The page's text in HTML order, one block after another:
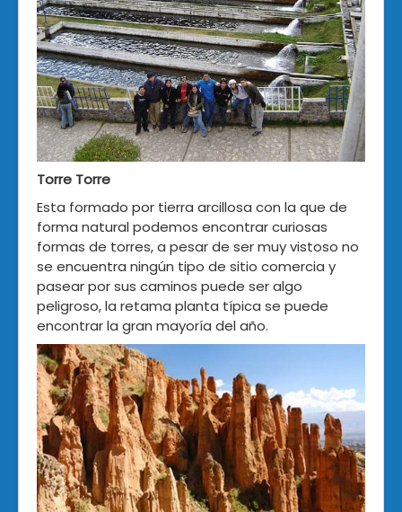
Torre Torre
Esta formado por tierra arcillosa con la que de
forma natural podemos encontrar curiosas
formas de torres, a pesar de ser muy vistoso no
se encuentra ningún tipo de sitio comercia y
pasear por sus caminos puede ser algo
peligroso, la retama planta típica se puede
encontrar la gran mayoría del año.